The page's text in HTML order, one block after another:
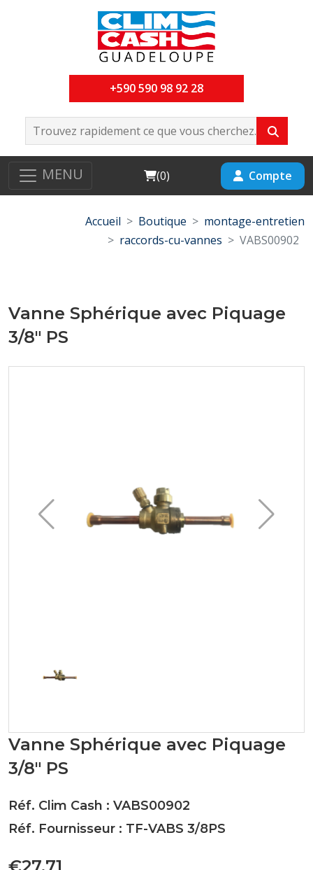
+590 590 98 92 28
MENU Cart
(0) Compte
Accueil Boutique
montage-entretien
raccords-cu-vannes
VABS00902
Vanne Sphérique avec Piquage
3/8" PS
Vanne Sphérique avec Piquage
3/8" PS
Réf. Clim Cash : VABS00902
Réf. Fournisseur : TF-VABS 3/8PS